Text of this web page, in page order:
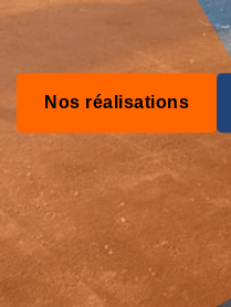
Nos réalisations